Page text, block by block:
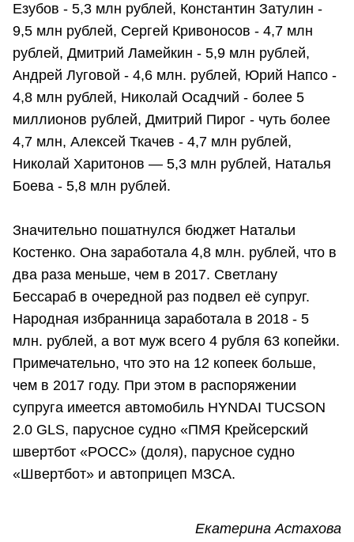
Езубов - 5,3 млн рублей, Константин Затулин -
9,5 млн рублей, Сергей Кривоносов - 4,7 млн
рублей, Дмитрий Ламейкин - 5,9 млн рублей,
Андрей Луговой - 4,6 млн. рублей, Юрий Напсо -
4,8 млн рублей, Николай Осадчий - более 5
миллионов рублей, Дмитрий Пирог - чуть более
4,7 млн, Алексей Ткачев - 4,7 млн рублей,
Николай Харитонов — 5,3 млн рублей, Наталья
Боева - 5,8 млн рублей.
Значительно пошатнулся бюджет Натальи
Костенко. Она заработала 4,8 млн. рублей, что в
два раза меньше, чем в 2017. Светлану
Бессараб в очередной раз подвел её супруг.
Народная избранница заработала в 2018 - 5
млн. рублей, а вот муж всего 4 рубля 63 копейки.
Примечательно, что это на 12 копеек больше,
чем в 2017 году. При этом в распоряжении
супруга имеется автомобиль HYNDAI TUCSON
2.0 GLS, парусное судно «ПМЯ Крейсерский
швертбот «РОСС» (доля), парусное судно
«Швертбот» и автоприцеп МЗСА.
Екатерина Астахова